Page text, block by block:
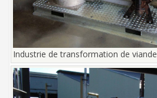
Industrie de transformation de viande